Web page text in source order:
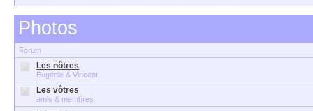
Photos
Forum
Les nôtres
Eugénie & Vincent
Les vôtres
amis & membres